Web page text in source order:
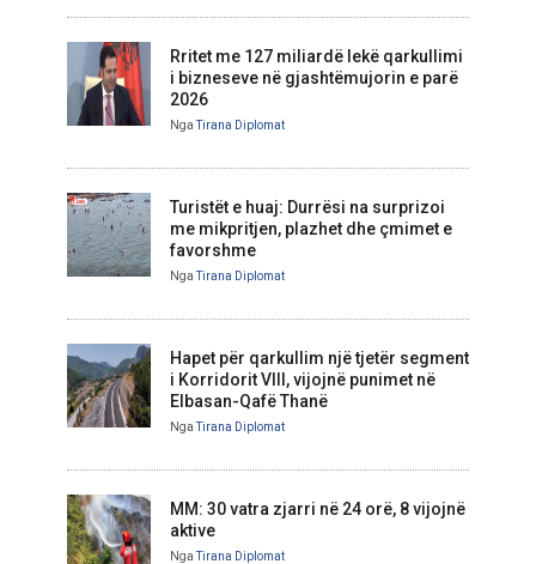
Rritet me 127 miliardë lekë qarkullimi
i bizneseve në gjashtëmujorin e parë
2026
NgaTirana Diplomat
Turistët e huaj: Durrësi na surprizoi
me mikpritjen, plazhet dhe çmimet e
favorshme
NgaTirana Diplomat
Hapet për qarkullim një tjetër segment
i Korridorit VIII, vijojnë punimet në
Elbasan-Qafë Thanë
NgaTirana Diplomat
MM: 30 vatra zjarri në 24 orë, 8 vijojnë
aktive
NgaTirana Diplomat